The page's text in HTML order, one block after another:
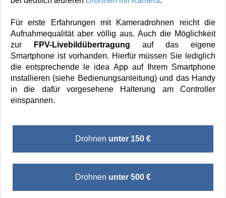
Für erste Erfahrungen mit Kameradrohnen reicht die
Aufnahmequalität aber völlig aus. Auch die Möglichkeit
zur
FPV-Livebildübertragung auf das eigene
Smartphone ist vorhanden. Hierfür müssen Sie lediglich
die entsprechende le idea App auf Ihrem Smartphone
installieren (siehe Bedienungsanleitung) und das Handy
in die dafür vorgesehene Halterung am Controller
einspannen.
Drohnen unter 150 €
Drohnen unter 500 €